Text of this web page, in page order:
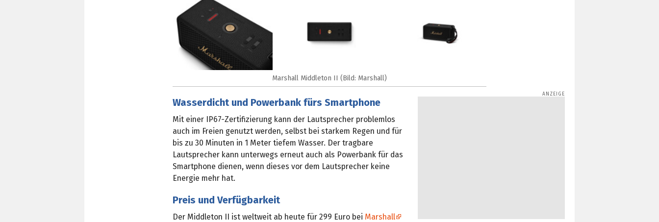
Marshall Middleton II (Bild: Marshall)
Wasserdicht und Powerbank fürs Smartphone
Mit einer IP67-Zertifizierung kann der Lautsprecher problemlos
auch im Freien genutzt werden, selbst bei starkem Regen und für
bis zu 30 Minuten in 1 Meter tiefem Wasser. Der tragbare
Lautsprecher kann unterwegs erneut auch als Powerbank für das
Smartphone dienen, wenn dieses vor dem Lautsprecher keine
Energie mehr hat.
Preis und Verfügbarkeit
Der Middleton II ist weltweit ab heute für 299 Euro bei Marshall